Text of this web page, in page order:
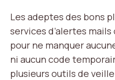
Les adeptes des bons
services d’alertes
pour ne manquer
ni aucun code
plusieurs outils de